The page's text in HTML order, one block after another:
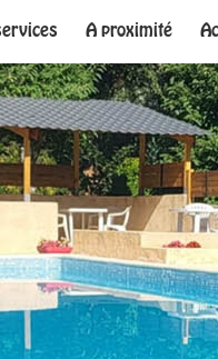
A proximité